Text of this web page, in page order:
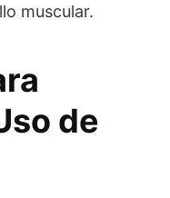
muscular.
de